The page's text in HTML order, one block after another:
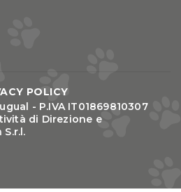
POLICY
- P.IVA IT01869810307
di Direzione e